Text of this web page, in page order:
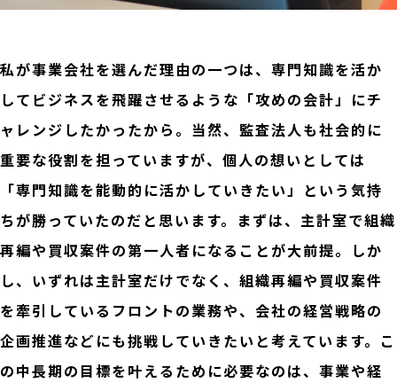
私が事業会社を選んだ理由の一つは、専門知識を活か
してビジネスを飛躍させるような「攻めの会計」にチ
ャレンジしたかったから。当然、監査法人も社会的に
重要な役割を担っていますが、個人の想いとしては
「専門知識を能動的に活かしていきたい」という気持
ちが勝っていたのだと思います。まずは、主計室で組織
再編や買収案件の第一人者になることが大前提。しか
し、いずれは主計室だけでなく、組織再編や買収案件
を牽引しているフロントの業務や、会社の経営戦略の
企画推進などにも挑戦していきたいと考えています。こ
の中長期の目標を叶えるために必要なのは、事業や経